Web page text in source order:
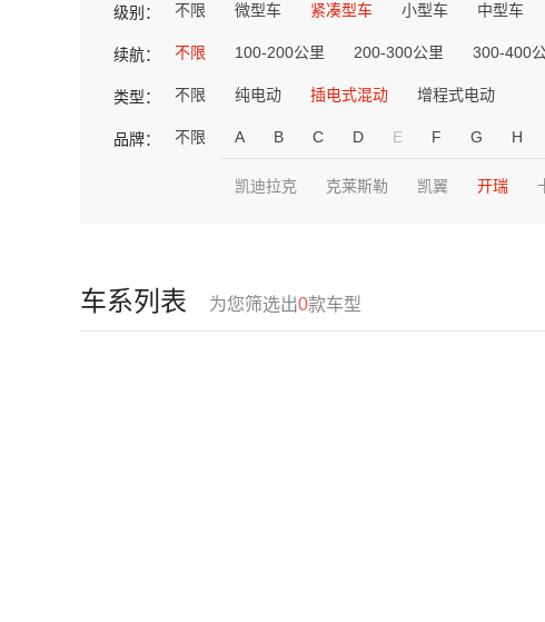
级别： 不限 微型车 紧凑型车 小型车 中型车
续航： 不限 100-200公里 200-300公里 300-400
类型： 不限 纯电动 插电式混动 增程式电动
品牌： 不限 A B C D E F G H
凯迪拉克 克莱斯勒 凯翼 开瑞
车系列表 为您筛选出0款车型